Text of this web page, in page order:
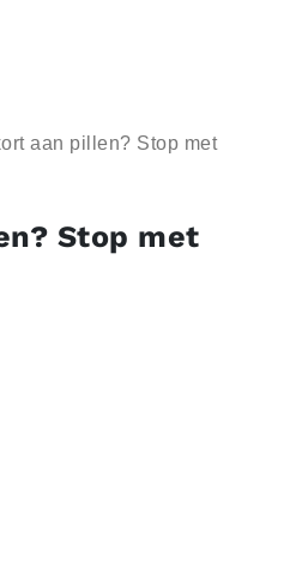
aan pillen? Stop met
Stop met